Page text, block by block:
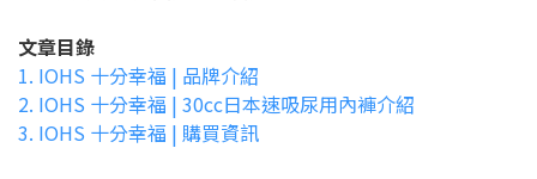
文章目錄
1. IOHS 十分幸福 | 品牌介紹
2. IOHS 十分幸福 | 30cc日本速吸尿用內褲介紹
3. IOHS 十分幸福 | 購買資訊